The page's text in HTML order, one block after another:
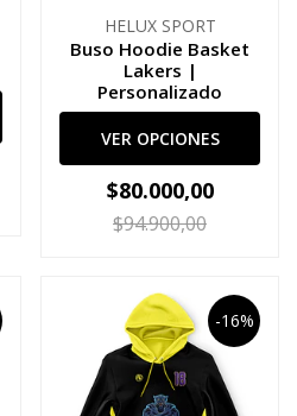
HELUX SPORT
Buso Hoodie Basket
Lakers |
Personalizado
VER OPCIONES
$80.000,00
$94.900,00
-16%